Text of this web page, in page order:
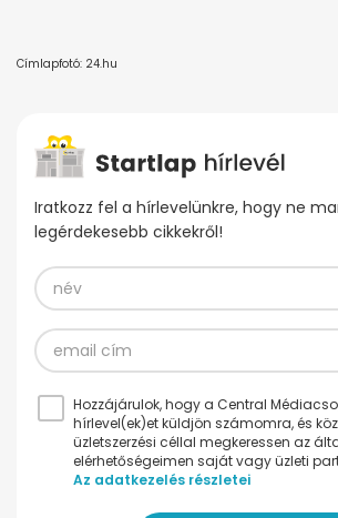
Címlapfotó: 24.hu
Iratkozz fel a hírlevelünkre, hogy ne
legérdekesebb cikkekről!
Hozzájárulok, hogy a Central
hírlevel(ek)et küldjön számomra, és
üzletszerzési céllal megkeressen az
elérhetőségeimen saját vagy üzleti
Az adatkezelés részletei